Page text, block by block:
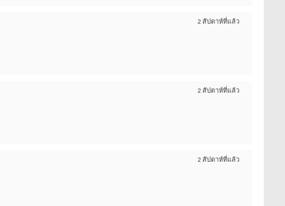
2 สัปดาห์ที่แล้ว
2 สัปดาห์ที่แล้ว
2 สัปดาห์ที่แล้ว